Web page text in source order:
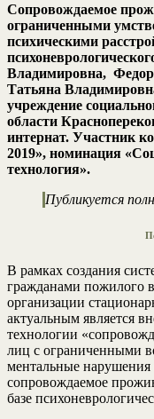
Сопровождаемое
ограниченными
психическими
Владимировна,
Татьяна
учреждение
области
интернат. Участник
2019», номинация
технология».
Публикуется
В рамках создания
гражданами пожилого
организации
актуальным является
технологии
лиц с ограниченными
ментальные нарушения
сопровождаемое
базе